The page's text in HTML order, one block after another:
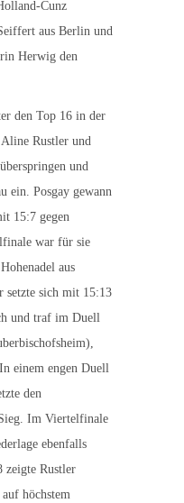
Cunz
aus Berlin und
Herwig den
den Top 16 in der
Rustler und
und
ein. Posgay gewann
15:7 gegen
war für sie
aus
setzte sich mit 15:13
und traf im Duell
einem engen Duell
den
Im Viertelfinale
ebenfalls
zeigte Rustler
höchstem